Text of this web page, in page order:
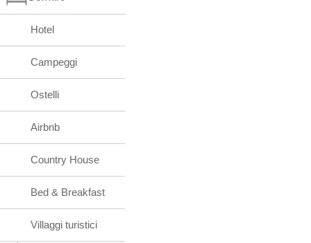
Hotel
Campeggi
Ostelli
Airbnb
Country House
Bed & Breakfast
Villaggi turistici